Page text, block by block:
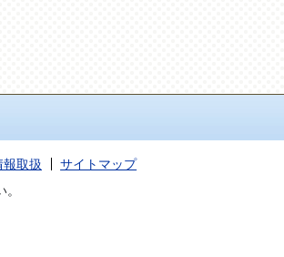
報取扱
サイトマップ